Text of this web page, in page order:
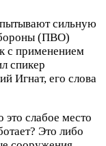
сильную
(ПВО)
с применением
спикер
Игнат, его слова
это слабое место
Это либо